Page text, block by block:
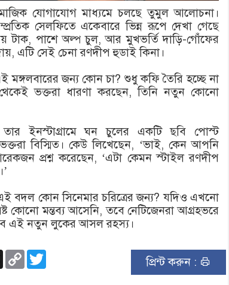
যোগাযোগ মাধ্যমে চলছে তুমুল আলোচনা।
সেলফিতে একেবারে ভিন্ন রূপে দেখা গেছে
টাক, পাশে অল্প চুল, আর মুখভর্তি দাড়ি-গোঁফের
এটি সেই চেনা রণদীপ হুডাই কিনা।
মঙ্গলবারের জন্য কোন চা? শুধু কফি তৈরি হচ্ছে না
ভক্তরা ধারণা করছেন, তিনি নতুন কোনো
ইনস্টাগ্রামে ঘন চুলের একটি ছবি পোস্ট
বিস্মিত। কেউ লিখেছেন, ‘ভাই, কেন আপনি
প্রশ্ন করেছেন, ‘এটা কেমন স্টাইল রণদীপ
বদল কোন সিনেমার চরিত্রের জন্য? যদিও এখনো
কোনো মন্তব্য আসেনি, তবে নেটিজেনরা আগ্রহভরে
এই নতুন লুকের আসল রহস্য।
Threads
Copy
Link প্রিন্ট করুন :